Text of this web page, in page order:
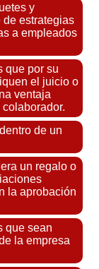
y
de estrategias
a empleados
que por su
el juicio o
ventaja
de un
un regalo o
la aprobación
que sean
la empresa